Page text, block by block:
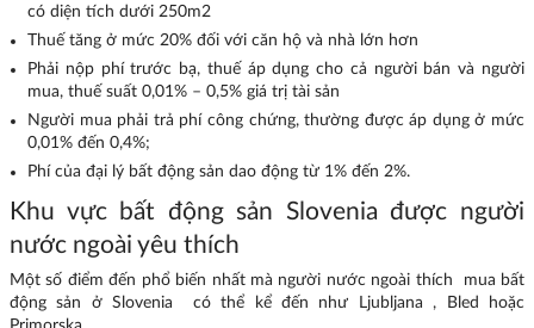
có diện tích dưới 250m2
Thuế tăng ở mức 20% đối với căn hộ và nhà lớn hơn
Phải nộp phí trước bạ, thuế áp dụng cho cả người bán và người
mua, thuế suất 0,01% – 0,5% giá trị tài sản
Người mua phải trả phí công chứng, thường được áp dụng ở mức
0,01% đến 0,4%;
Phí của đại lý bất động sản dao động từ 1% đến 2%.
Khu vực bất động sản Slovenia được người
nước ngoài yêu thích
Một số điểm đến phổ biến nhất mà người nước ngoài thích mua bất
động sản ở Slovenia có thể kể đến như Ljubljana , Bled hoặc